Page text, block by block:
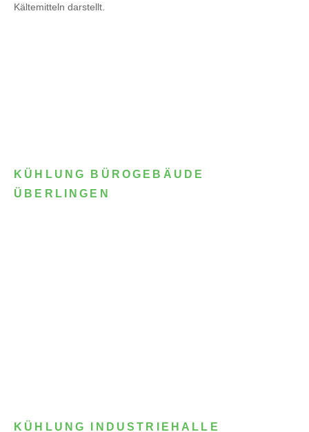
Kältemitteln darstellt.
KÜHLUNG BÜROGEBÄUDE
ÜBERLINGEN
KÜHLUNG INDUSTRIEHALLE